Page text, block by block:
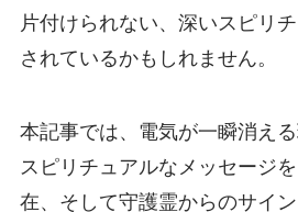
片付けられない、深いスピリ
されているかもしれません。
本記事では、電気が一瞬消え
スピリチュアルなメッセージ
在、そして守護霊からのサイ